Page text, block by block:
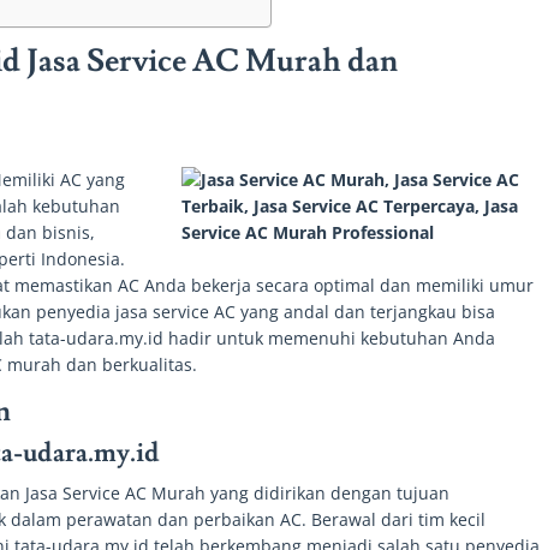
Jasa Service AC Murah dan
AC yang
kebutuhan
dan bisnis,
Indonesia.
memastikan AC Anda bekerja secara optimal dan memiliki umur
penyedia jasa service AC yang andal dan terjangkau bisa
tata-udara.my.id hadir untuk memenuhi kebutuhan Anda
murah dan berkualitas.
udara.my.id
Jasa Service AC Murah yang didirikan dengan tujuan
dalam perawatan dan perbaikan AC. Berawal dari tim kecil